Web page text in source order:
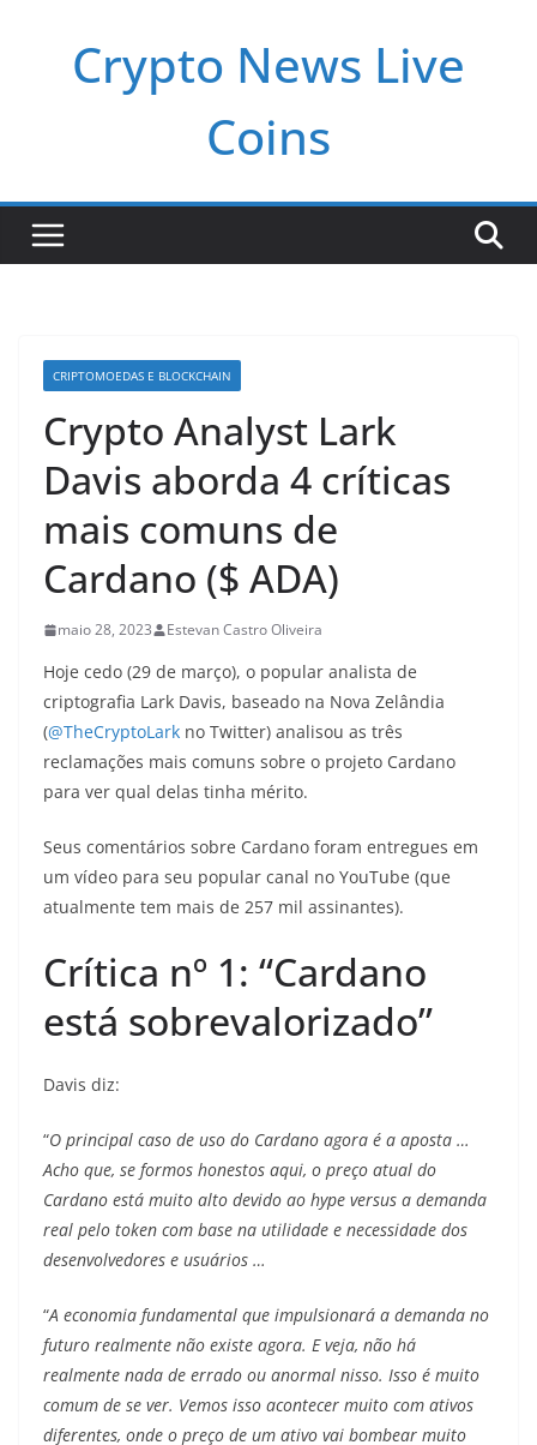
Crypto News Live
Coins
CRIPTOMOEDAS E BLOCKCHAIN
Crypto Analyst Lark
Davis aborda 4 críticas
mais comuns de
Cardano ($ ADA)
maio 28, 2023 Estevan Castro Oliveira
Hoje cedo (29 de março), o popular analista de
criptografia Lark Davis, baseado na Nova Zelândia
(@TheCryptoLark no Twitter) analisou as três
reclamações mais comuns sobre o projeto Cardano
para ver qual delas tinha mérito.
Seus comentários sobre Cardano foram entregues em
um vídeo para seu popular canal no YouTube (que
atualmente tem mais de 257 mil assinantes).
Crítica nº 1: “Cardano
está sobrevalorizado”
Davis diz:
“O principal caso de uso do Cardano agora é a aposta …
Acho que, se formos honestos aqui, o preço atual do
Cardano está muito alto devido ao hype versus a demanda
real pelo token com base na utilidade e necessidade dos
desenvolvedores e usuários …
“A economia fundamental que impulsionará a demanda no
futuro realmente não existe agora. E veja, não há
realmente nada de errado ou anormal nisso. Isso é muito
comum de se ver. Vemos isso acontecer muito com ativos
diferentes, onde o preço de um ativo vai bombear muito